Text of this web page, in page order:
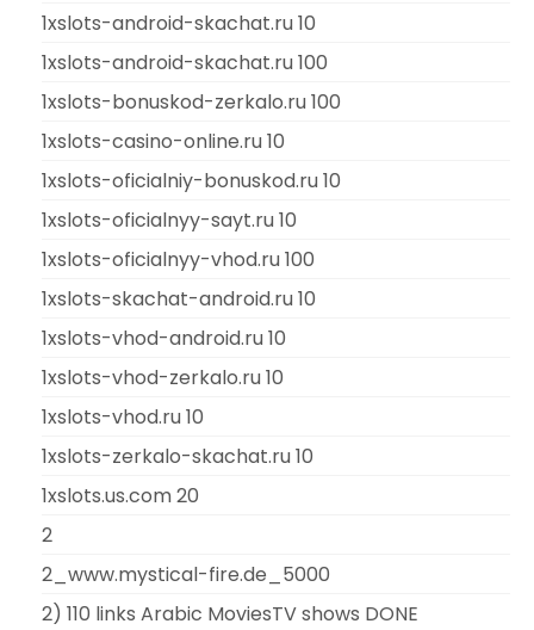
1xslots-android-skachat.ru 10
1xslots-android-skachat.ru 100
1xslots-bonuskod-zerkalo.ru 100
1xslots-casino-online.ru 10
1xslots-oficialniy-bonuskod.ru 10
1xslots-oficialnyy-sayt.ru 10
1xslots-oficialnyy-vhod.ru 100
1xslots-skachat-android.ru 10
1xslots-vhod-android.ru 10
1xslots-vhod-zerkalo.ru 10
1xslots-vhod.ru 10
1xslots-zerkalo-skachat.ru 10
1xslots.us.com 20
2
2_www.mystical-fire.de_5000
2) 110 links Arabic MoviesTV shows DONE